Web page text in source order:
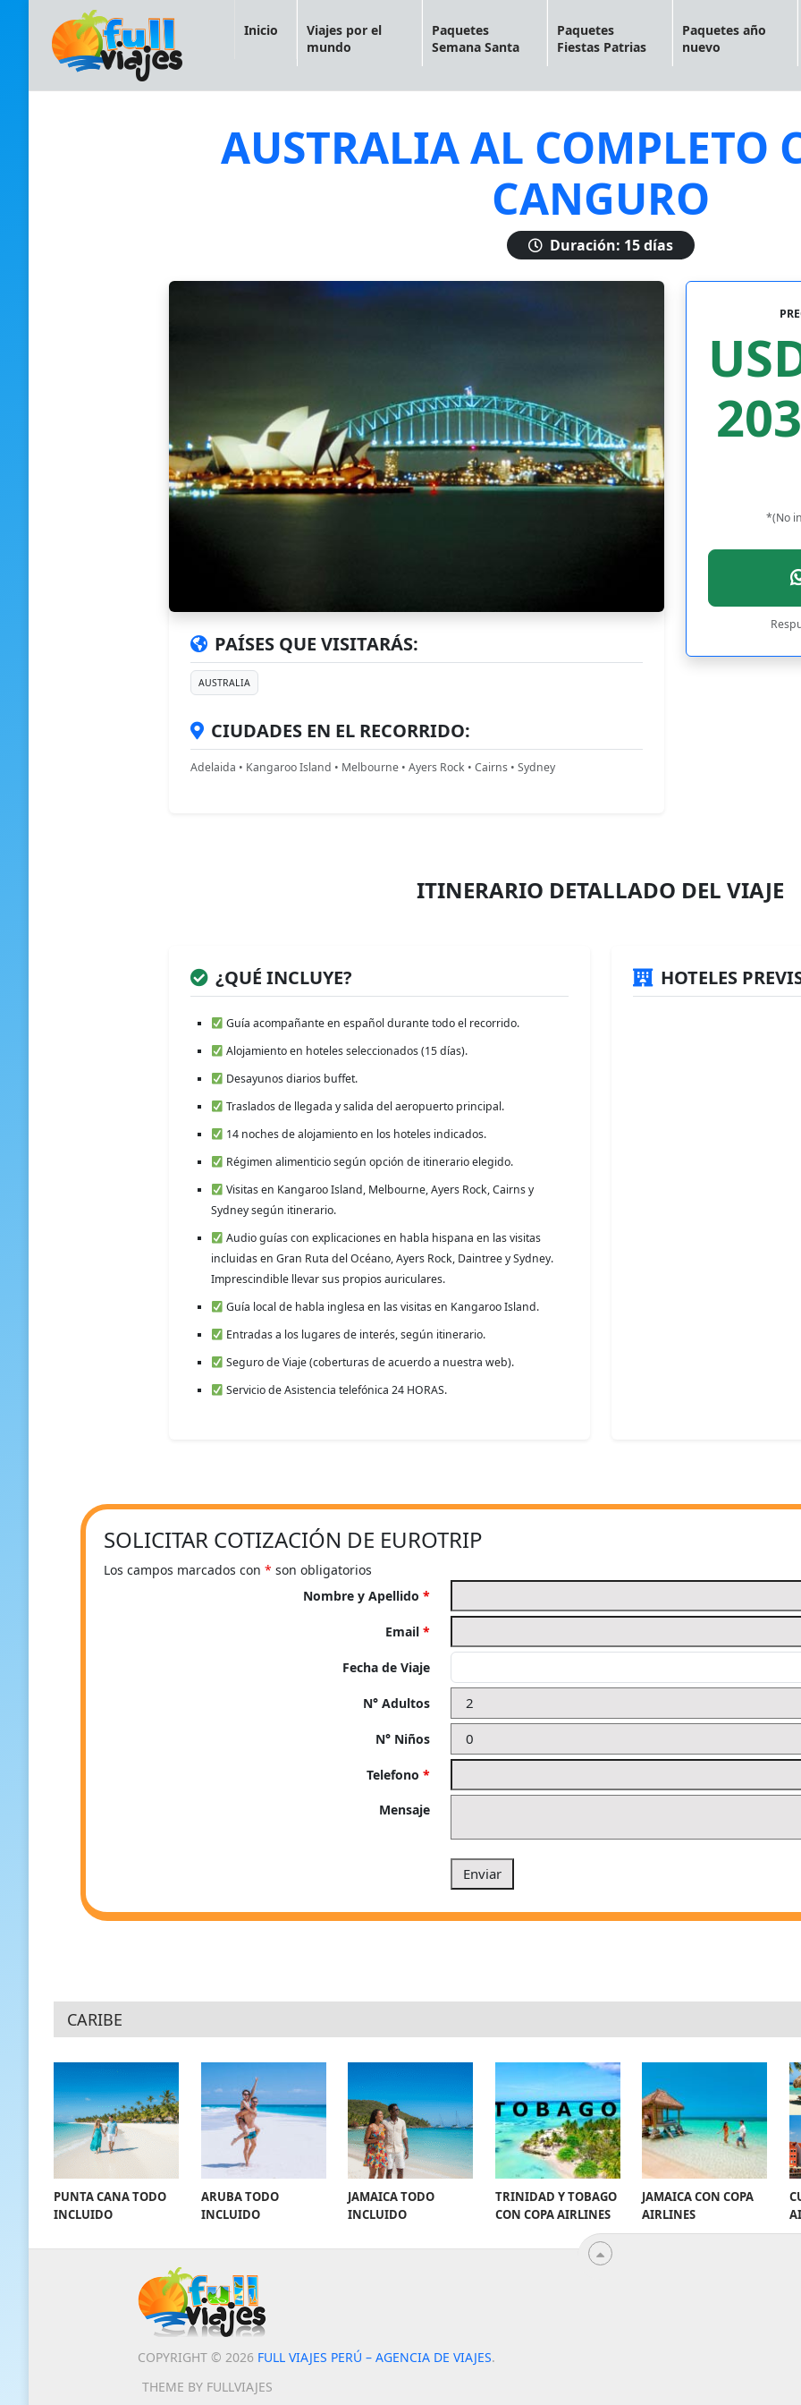
Inicio
Viajes por el
mundo
Paquetes
Semana Santa
Paquetes
Fiestas Patrias
Paquetes año
nuevo
AUSTRALIA AL COMPLETO
CANGURO
Duración: 15 días
PAÍSES QUE VISITARÁS:
AUSTRALIA
CIUDADES EN EL RECORRIDO:
Adelaida • Kangaroo Island • Melbourne • Ayers Rock • Cairns • Sydney
*(No
ITINERARIO DETALLADO DEL VIAJE
¿QUÉ INCLUYE?
Guía acompañante en español durante todo el recorrido.
Alojamiento en hoteles seleccionados (15 días).
Desayunos diarios buffet.
Traslados de llegada y salida del aeropuerto principal.
14 noches de alojamiento en los hoteles indicados.
Régimen alimenticio según opción de itinerario elegido.
Visitas en Kangaroo Island, Melbourne, Ayers Rock, Cairns y
Sydney según itinerario.
Audio guías con explicaciones en habla hispana en las visitas
incluidas en Gran Ruta del Océano, Ayers Rock, Daintree y Sydney.
Imprescindible llevar sus propios auriculares.
Guía local de habla inglesa en las visitas en Kangaroo Island.
Entradas a los lugares de interés, según itinerario.
Seguro de Viaje (coberturas de acuerdo a nuestra web).
Servicio de Asistencia telefónica 24 HORAS.
HOTELES
SOLICITAR COTIZACIÓN DE EUROTRIP
Los campos marcados con * son obligatorios
Nombre y Apellido*
Email*
Fecha de Viaje
N° Adultos
N° Niños
Telefono*
Mensaje
CARIBE
PUNTA CANA TODO
INCLUIDO
ARUBA TODO
INCLUIDO
JAMAICA TODO
INCLUIDO
TRINIDAD Y TOBAGO
CON COPA AIRLINES
JAMAICA CON COPA
AIRLINES
COPYRIGHT © 2026 FULL VIAJES PERÚ – AGENCIA DE VIAJES.
THEME BY FULLVIAJES